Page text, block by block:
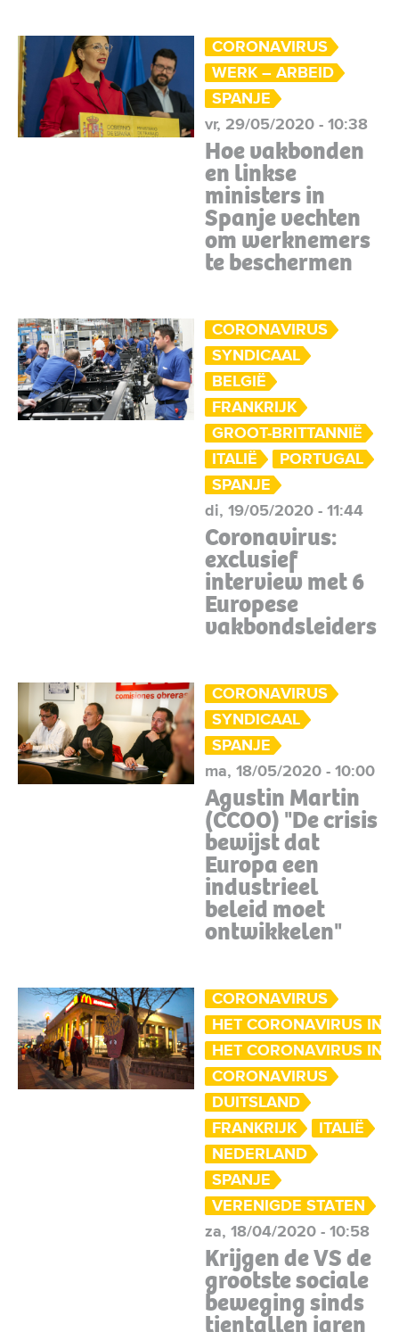
CORONAVIRUS
WERK – ARBEID
SPANJE
vr, 29/05/2020 - 10:38
Hoe vakbonden
en linkse
ministers in
Spanje vechten
om werknemers
te beschermen
CORONAVIRUS
SYNDICAAL
BELGIË
FRANKRIJK
GROOT-BRITTANNIË
ITALIË
PORTUGAL
SPANJE
di, 19/05/2020 - 11:44
Coronavirus:
exclusief
interview met 6
Europese
vakbondsleiders
CORONAVIRUS
SYNDICAAL
SPANJE
ma, 18/05/2020 - 10:00
Agustin Martin
(CCOO) "De crisis
bewijst dat
Europa een
industrieel
beleid moet
ontwikkelen"
CORONAVIRUS
HET CORONAVIRUS IN
HET CORONAVIRUS IN
CORONAVIRUS
DUITSLAND
FRANKRIJK
ITALIË
NEDERLAND
SPANJE
VERENIGDE STATEN
za, 18/04/2020 - 10:58
Krijgen de VS de
grootste sociale
beweging sinds
tientallen jaren